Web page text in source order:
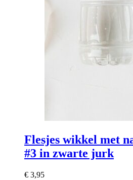
Flesjes wikkel met
#3 in zwarte jurk
€ 3,95